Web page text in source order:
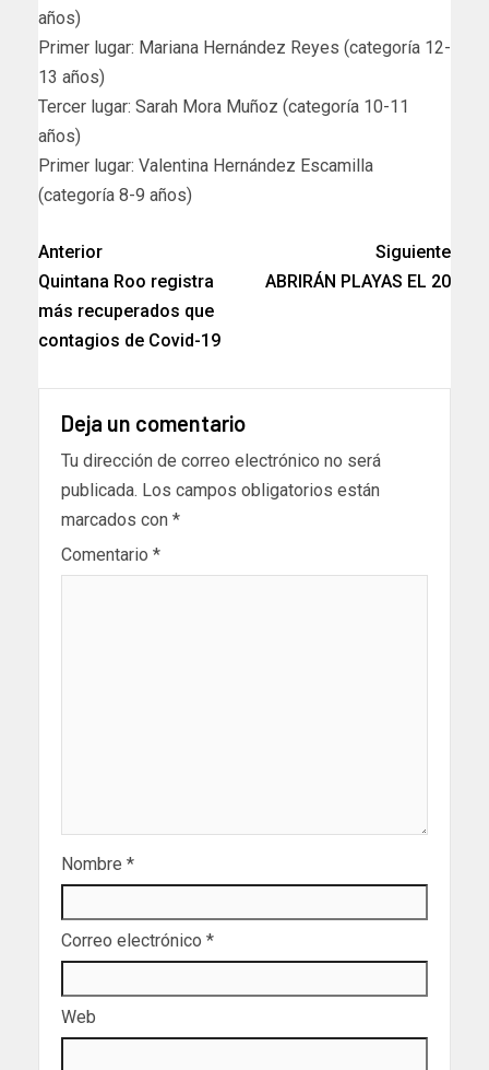
años)
Primer lugar: Mariana Hernández Reyes (categoría 12-
13 años)
Tercer lugar: Sarah Mora Muñoz (categoría 10-11
años)
Primer lugar: Valentina Hernández Escamilla
(categoría 8-9 años)
Anterior
Quintana Roo registra
más recuperados que
contagios de Covid-19
Siguiente
ABRIRÁN PLAYAS EL 20
Deja un comentario
Tu dirección de correo electrónico no será
publicada. Los campos obligatorios están
marcados con *
Comentario *
Nombre *
Correo electrónico *
Web